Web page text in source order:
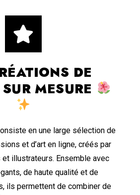
DE
MESURE
en une large sélection de
et d’art en ligne, créés par
illustrateurs. Ensemble avec
de haute qualité et de
ils permettent de combiner de